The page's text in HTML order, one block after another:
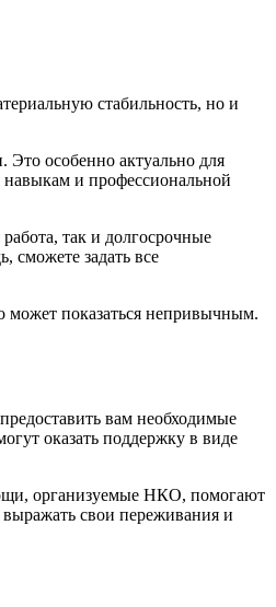
стабильность, но и
особенно актуально для
и профессиональной
так и долгосрочные
сможете задать все
может показаться непривычным.
вам необходимые
оказать поддержку в виде
организуемые НКО, помогают
свои переживания и